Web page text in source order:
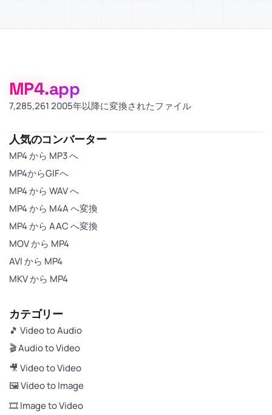
MP4.app
7,285,261 2005年以降に変換されたファイル
人気のコンバーター
MP4 から MP3 へ
MP4からGIFへ
MP4 から WAV へ
MP4 から M4A へ変換
MP4 から AAC へ変換
MOV から MP4
AVI から MP4
MKV から MP4
カテゴリー
🎵 Video to Audio
🎬 Audio to Video
🎥 Video to Video
🖼️ Video to Image
🎞️ Image to Video